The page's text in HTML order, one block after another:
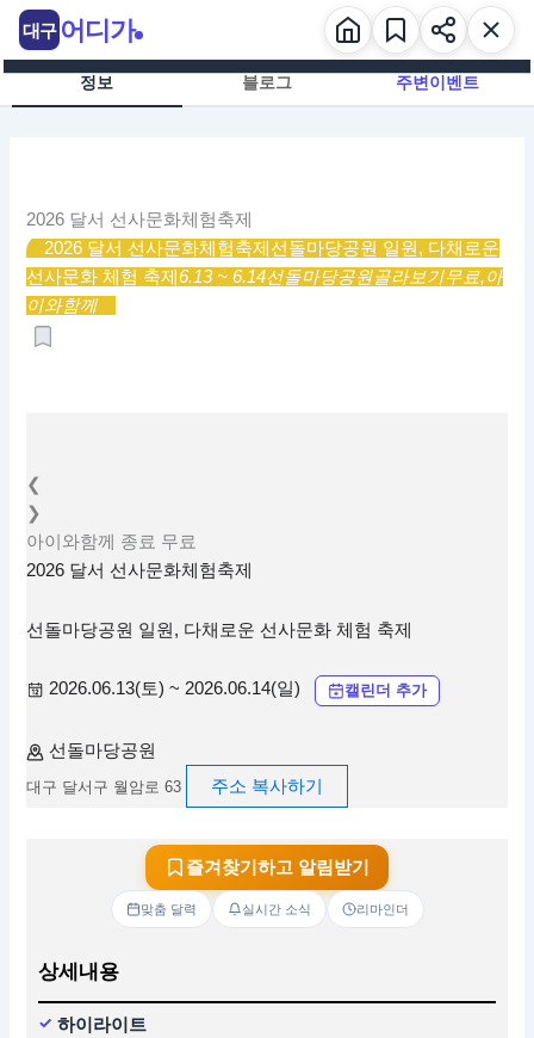
츠
정보 블로그 주변이벤트
2026 달서 선사문화체험축제
2026 달서 선사문화체험축제 선돌마당공원 일원, 다채로운
선사문화 체험 축제6.13 ~ 6.14선돌마당공원골라보기무료,아
이와함께
❮
❯
아이와함께
종료 무료
2026 달서 선사문화체험축제
선돌마당공원 일원, 다채로운 선사문화 체험 축제
2026.06.13(토) ~ 2026.06.14(일) 캘린더 추가
선돌마당공원
대구 달서구 월암로 63 주소 복사하기
즐겨찾기하고 알림받기
맞춤 달력 실시간 소식 리마인더
상세내용
하이라이트
대구 어디가